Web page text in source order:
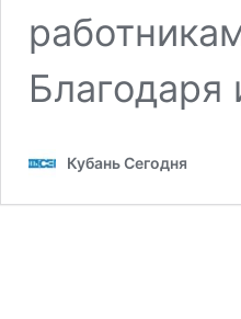
Благодаря
Кубань Сегодня